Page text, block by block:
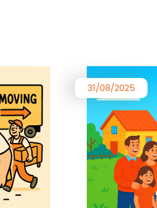
31/08/2025